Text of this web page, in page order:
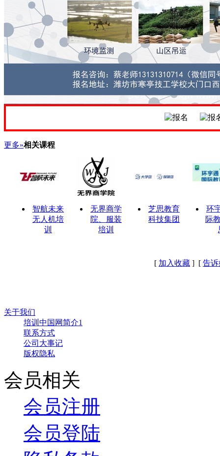
更多»相关课程
智航未来
无人机培
训
无界商学
院、服装
培训
芝思教育
科技集团
环
际
[ 加入收藏 ] [ 告
关于我们
培训中国网简介1
联系方式
公司大事记
版权隐私
会员相关
会员注册
会员登陆